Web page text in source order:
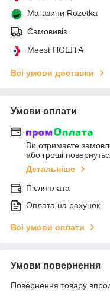
Магазини Rozetka
Самовивіз
Meest ПОШТА
Всі умови доставки
Умови оплати
Ви отримаєте
або гроші
Детальніше
Післяплата
Оплата на рахунок
Всі умови оплати
Умови повернення
Повернення товару